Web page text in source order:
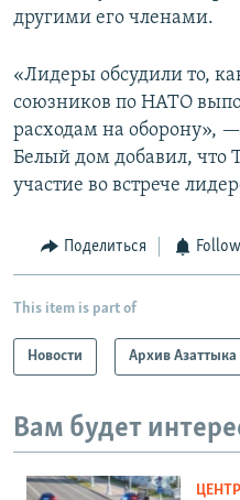
другими его членами.
«Лидеры обсудили то,
союзников по НАТО
расходам на оборону»,
Белый дом добавил, что
участие во встрече
Поделиться
This item is part of
Новости Архив
Вам будет